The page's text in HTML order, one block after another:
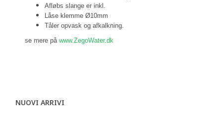
Afløbs slange er inkl.
Låse klemme Ø10mm
Tåler opvask og afkalkning.
se mere på www.ZegoWater.dk
NUOVI ARRIVI